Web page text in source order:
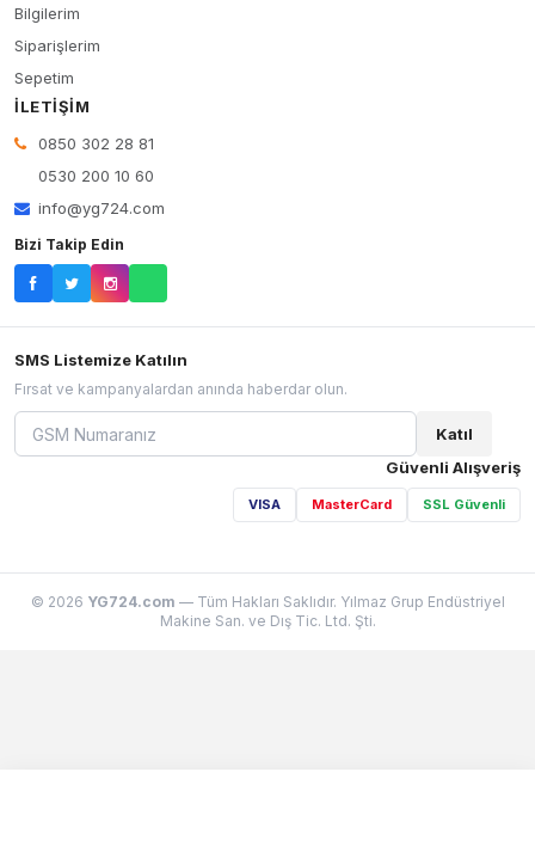
Bilgilerim
Siparişlerim
Sepetim
İLETIŞIM
0850 302 28 81
0530 200 10 60
info@yg724.com
Bizi Takip Edin
SMS Listemize Katılın
Fırsat ve kampanyalardan anında haberdar olun.
Katıl
Güvenli Alışveriş
VISA MasterCard SSL Güvenli
© 2026 YG724.com — Tüm Hakları Saklıdır. Yılmaz Grup Endüstriyel
Makine San. ve Dış Tic. Ltd. Şti.